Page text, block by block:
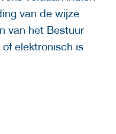
van de wijze
van het Bestuur
elektronisch is